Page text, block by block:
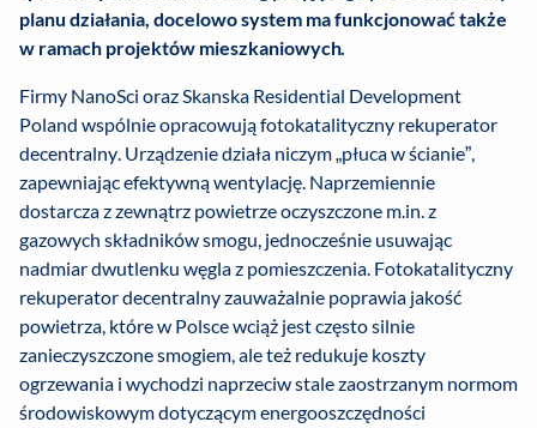
planu działania, docelowo system ma funkcjonować także
w ramach projektów mieszkaniowych.
Firmy NanoSci oraz Skanska Residential Development
Poland wspólnie opracowują fotokatalityczny rekuperator
decentralny. Urządzenie działa niczym „płuca w ścianie”,
zapewniając efektywną wentylację. Naprzemiennie
dostarcza z zewnątrz powietrze oczyszczone m.in. z
gazowych składników smogu, jednocześnie usuwając
nadmiar dwutlenku węgla z pomieszczenia. Fotokatalityczny
rekuperator decentralny zauważalnie poprawia jakość
powietrza, które w Polsce wciąż jest często silnie
zanieczyszczone smogiem, ale też redukuje koszty
ogrzewania i wychodzi naprzeciw stale zaostrzanym normom
środowiskowym dotyczącym energooszczędności